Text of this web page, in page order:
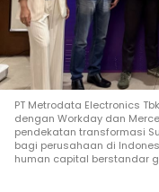
PT Metrodata Electronics
dengan Workday dan
pendekatan transformasi
bagi perusahaan di
human capital berstandar